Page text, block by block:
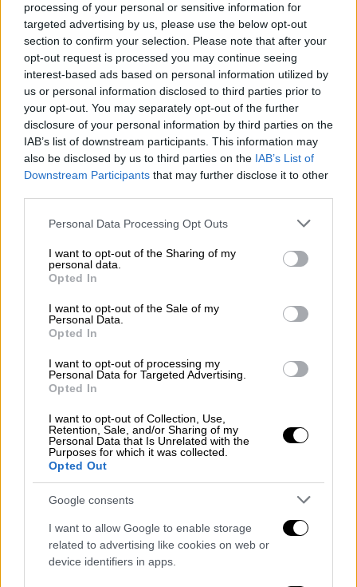
processing of your personal or sensitive information for
targeted advertising by us, please use the below opt-out
section to confirm your selection. Please note that after your
opt-out request is processed you may continue seeing
interest-based ads based on personal information utilized by
us or personal information disclosed to third parties prior to
your opt-out. You may separately opt-out of the further
disclosure of your personal information by third parties on the
IAB’s list of downstream participants. This information may
also be disclosed by us to third parties on the IAB’s List of
Downstream Participants that may further disclose it to other
Please note that this website/app uses one or more Google
not limited to your visit or usage behaviour. You may click to
grant or deny consent to Google and its third-party tags to
use your data for below specified purposes in below Google
consent section.
Personal Data Processing Opt Outs
I want to opt-out of the Sharing of my
personal data.
Opted In
I want to opt-out of the Sale of my
Personal Data.
Opted In
I want to opt-out of processing my
Personal Data for Targeted Advertising.
Opted In
I want to opt-out of Collection, Use,
Retention, Sale, and/or Sharing of my
Personal Data that Is Unrelated with the
Purposes for which it was collected.
Opted Out
Google consents
I want to allow Google to enable storage
related to advertising like cookies on web or
device identifiers in apps.
Οι 5+1 καλύτερες ελληνικές ταινίες
σύμφωνα με το Βρετανικό Ινστιτούτο
Κινηματογράφου
«Ο ελληνικός εθνικός κινηματογράφος, ως
από αντιθέσεις και αγώνες τον τελευταίο
μισό αιώνα», αναφέρει το δημοσίευμα του